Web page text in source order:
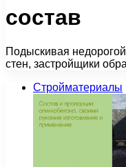
состав
Подыскивая
стен, застройщики
Стройматериалы